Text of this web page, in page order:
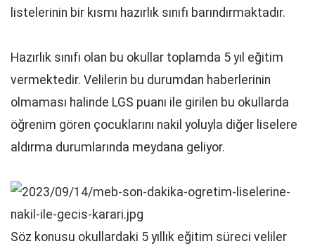
listelerinin bir kısmı hazırlık sınıfı barındırmaktadır.
Hazırlık sınıfı olan bu okullar toplamda 5 yıl eğitim
vermektedir. Velilerin bu durumdan haberlerinin
olmaması halinde LGS puanı ile girilen bu okullarda
öğrenim gören çocuklarını nakil yoluyla diğer liselere
aldırma durumlarında meydana geliyor.
Söz konusu okullardaki 5 yıllık eğitim süreci veliler